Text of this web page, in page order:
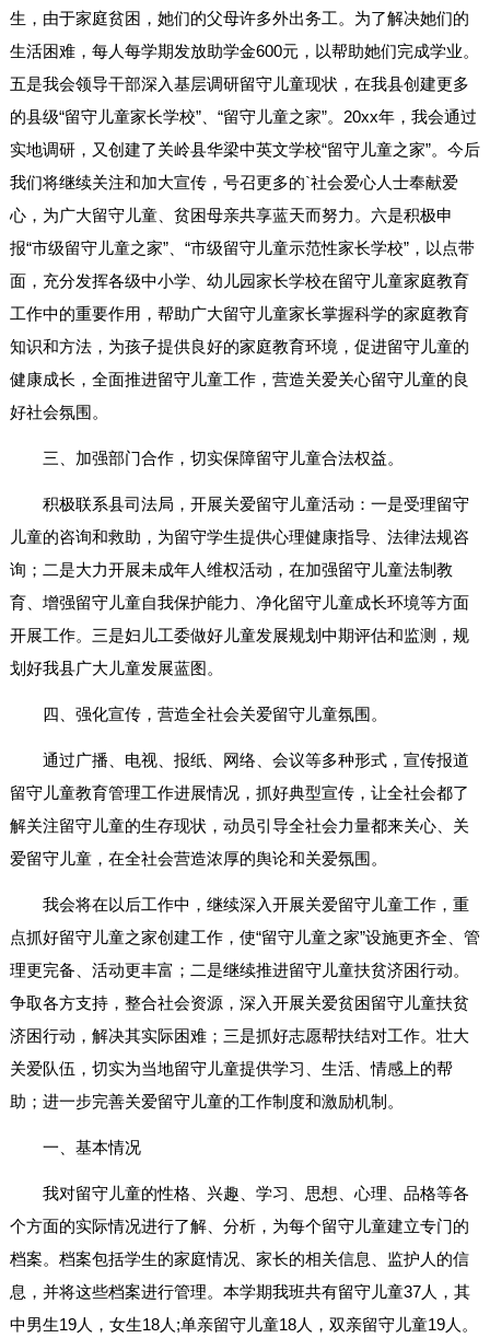
生，由于家庭贫困，她们的父母许多外出务工。为了解决她们的
生活困难，每人每学期发放助学金600元，以帮助她们完成学业。
五是我会领导干部深入基层调研留守儿童现状，在我县创建更多
的县级“留守儿童家长学校”、“留守儿童之家”。20xx年，我会通过
实地调研，又创建了关岭县华梁中英文学校“留守儿童之家”。今后
我们将继续关注和加大宣传，号召更多的`社会爱心人士奉献爱
心，为广大留守儿童、贫困母亲共享蓝天而努力。六是积极申
报“市级留守儿童之家”、“市级留守儿童示范性家长学校”，以点带
面，充分发挥各级中小学、幼儿园家长学校在留守儿童家庭教育
工作中的重要作用，帮助广大留守儿童家长掌握科学的家庭教育
知识和方法，为孩子提供良好的家庭教育环境，促进留守儿童的
健康成长，全面推进留守儿童工作，营造关爱关心留守儿童的良
好社会氛围。
三、加强部门合作，切实保障留守儿童合法权益。
积极联系县司法局，开展关爱留守儿童活动：一是受理留守
儿童的咨询和救助，为留守学生提供心理健康指导、法律法规咨
询；二是大力开展未成年人维权活动，在加强留守儿童法制教
育、增强留守儿童自我保护能力、净化留守儿童成长环境等方面
开展工作。三是妇儿工委做好儿童发展规划中期评估和监测，规
划好我县广大儿童发展蓝图。
四、强化宣传，营造全社会关爱留守儿童氛围。
通过广播、电视、报纸、网络、会议等多种形式，宣传报道
留守儿童教育管理工作进展情况，抓好典型宣传，让全社会都了
解关注留守儿童的生存现状，动员引导全社会力量都来关心、关
爱留守儿童，在全社会营造浓厚的舆论和关爱氛围。
我会将在以后工作中，继续深入开展关爱留守儿童工作，重
点抓好留守儿童之家创建工作，使“留守儿童之家”设施更齐全、管
理更完备、活动更丰富；二是继续推进留守儿童扶贫济困行动。
争取各方支持，整合社会资源，深入开展关爱贫困留守儿童扶贫
济困行动，解决其实际困难；三是抓好志愿帮扶结对工作。壮大
关爱队伍，切实为当地留守儿童提供学习、生活、情感上的帮
助；进一步完善关爱留守儿童的工作制度和激励机制。
一、基本情况
我对留守儿童的性格、兴趣、学习、思想、心理、品格等各
个方面的实际情况进行了解、分析，为每个留守儿童建立专门的
档案。档案包括学生的家庭情况、家长的相关信息、监护人的信
息，并将这些档案进行管理。本学期我班共有留守儿童37人，其
中男生19人，女生18人;单亲留守儿童18人，双亲留守儿童19人。